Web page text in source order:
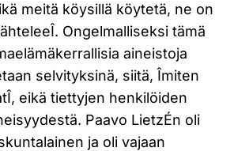
meitä köysillä köytetä, ne on
Ongelmalliseksi tämä
aineistoja
selvityksinä, siitä, Îmiten
eikä tiettyjen henkilöiden
Paavo LietzÉn oli
ja oli vajaan